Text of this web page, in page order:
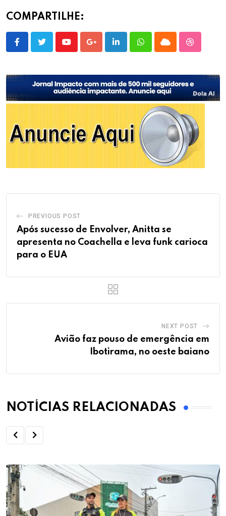
COMPARTILHE:
YoutubeGoogle+LinkedInWhatsappCloud
PREVIOUS POST
Após sucesso de Envolver, Anitta se
apresenta no Coachella e leva funk carioca
para o EUA
NEXT POST
Avião faz pouso de emergência em
Ibotirama, no oeste baiano
NOTÍCIAS RELACIONADAS